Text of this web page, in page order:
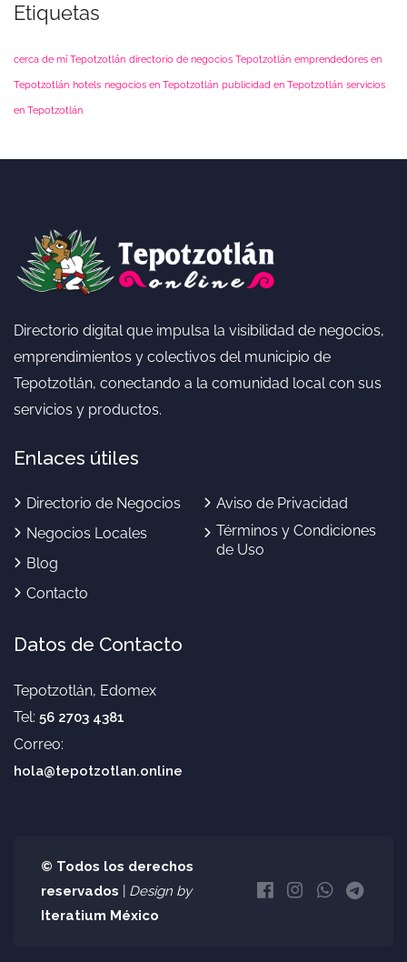
Etiquetas
cerca de mí Tepotzotlán directorio de negocios Tepotzotlán emprendedores en
Tepotzotlán hotels negocios en Tepotzotlán publicidad en Tepotzotlán servicios
en Tepotzotlán
Directorio digital que impulsa la visibilidad de negocios,
emprendimientos y colectivos del municipio de
Tepotzotlán, conectando a la comunidad local con sus
servicios y productos.
Enlaces útiles
Directorio de Negocios
Negocios Locales
Blog
Contacto
Aviso de Privacidad
Términos y Condiciones
de Uso
Datos de Contacto
Tepotzotlán, Edomex
Tel: 56 2703 4381
Correo:
hola@tepotzotlan.online
© Todos los derechos
reservados
Design by
Iteratium México